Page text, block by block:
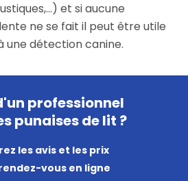
et si aucune
ne se fait il peut être utile
une détection canine.
professionnel
punaises de lit ?
les avis et les prix
vous en ligne